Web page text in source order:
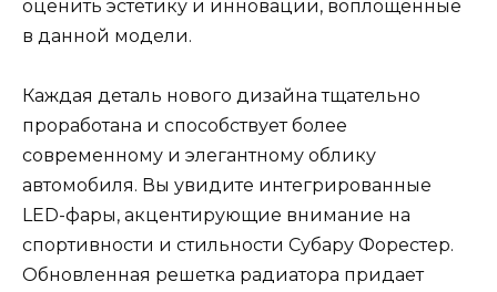
оценить эстетику и инновации, воплощенные
в данной модели.
Каждая деталь нового дизайна тщательно
проработана и способствует более
современному и элегантному облику
автомобиля. Вы увидите интегрированные
LED-фары, акцентирующие внимание на
спортивности и стильности Субару Форестер.
Обновленная решетка радиатора придает